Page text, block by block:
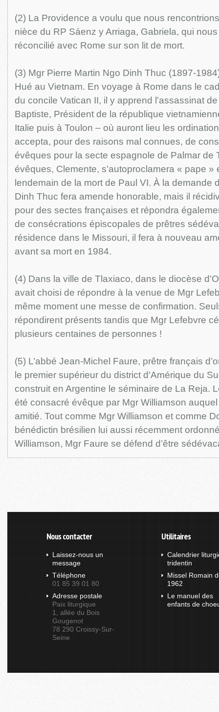
(2) La Providence a voulu que nous
nièce du RP Sáenz y Arriaga, Gabriela, qui
réconcilié avec Rome sur son lit de mort.
(3) Mgr Pierre Martin Ngo Dinh Thuc (1897-
Hué au Vietnam. En voyage à Rome dans le
du concile Vatican II, il y apprend l'assassinat
Baptiste, Président de la république
Italie puis à Toulon – où auront lieu les
accepta, pour des raisons mal connues, de
évêques pour la secte espagnole de Palmar de
évêques, Clemente, s'autoproclamera « pape »
lendemain de la mort de Paul VI. À la demande
Dinh Thuc fera amende honorable, mais il
pour des sectes françaises et répondra
de consécrations épiscopales de prêtres
résidence dans le Missouri, il fera à nouveau
avant sa mort en 1984.
(4) Dans la ville de Tlaxiaco, dans le diocèse
avait choisi de répondre à la venue de Mgr
même moment une messe de confirmation.
répondirent présents tandis que Mgr Lefebvre
plusieurs centaines de personnes !
(5) L’abbé Jean-Michel Faure, prêtre français
le premier supérieur du district d'Amérique du
construit en Argentine le séminaire de La Reja.
été consacré évêque par Mgr Williamson
amitié. Tout comme Mgr Williamson et comme
bénédictin brésilien lui aussi récemment
Williamson, Mgr Faure se défend d’être
Nous contacter
Laissez-nous un
message
Téléphone
01 85 39 01 80
Adresse postale
Paix liturgique
1, allée du Bois
Gougenot
78 290 Croissy-Sur-
Seine
Utilitaires
Calendrier
tridentin
Missel Romain
1962
Le manuel des
enfants de